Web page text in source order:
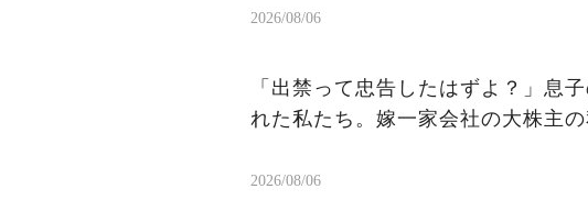
2026/08/06
「出禁って忠告したはずよ？」息
れた私たち。嫁一家会社の大株主
2026/08/06